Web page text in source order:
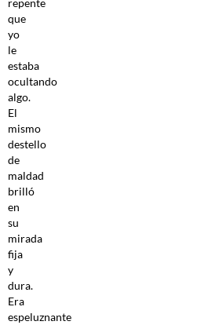
repente
que
yo
le
estaba
ocultando
algo.
El
mismo
destello
de
maldad
brilló
en
su
mirada
fija
y
dura.
Era
espeluznante